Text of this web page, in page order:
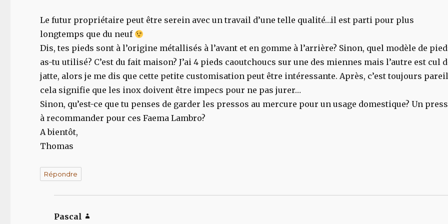
Le futur propriétaire peut être serein avec un travail d’une telle qualité…il est parti pour plus
longtemps que du neuf
Dis, tes pieds sont à l’origine métallisés à l’avant et en gomme à l’arrière? Sinon, quel modèle de
as-tu utilisé? C’est du fait maison? J’ai 4 pieds caoutchoucs sur une des miennes mais l’autre est cul
jatte, alors je me dis que cette petite customisation peut être intéressante. Après, c’est toujours
cela signifie que les inox doivent être impecs pour ne pas jurer…
Sinon, qu’est-ce que tu penses de garder les pressos au mercure pour un usage domestique? Un
à recommander pour ces Faema Lambro?
A bientôt,
Thomas
Répondre
Pascal